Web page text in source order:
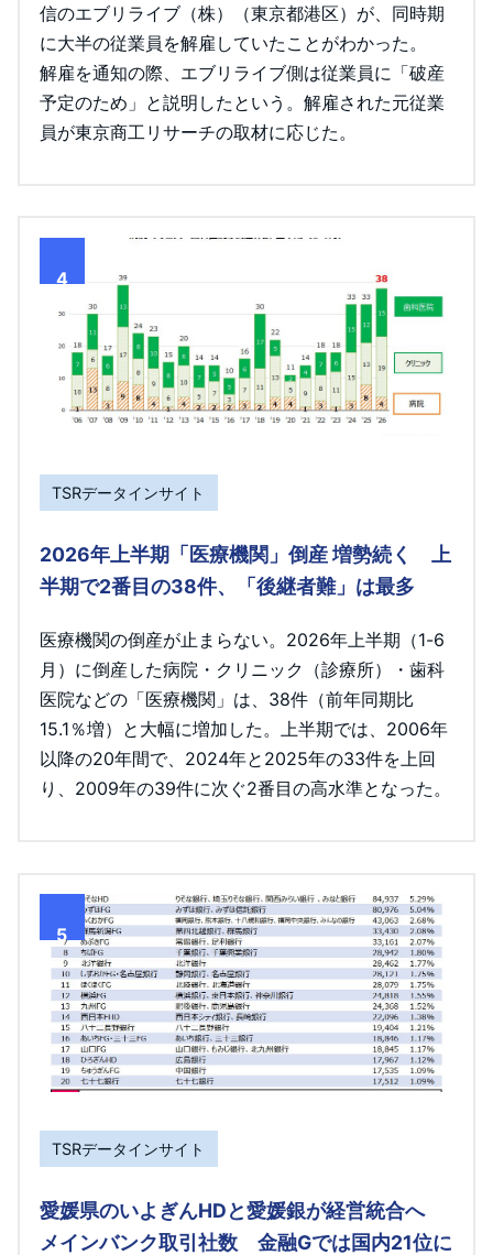
信のエブリライブ（株）（東京都港区）が、同時期
に大半の従業員を解雇していたことがわかった。
解雇を通知の際、エブリライブ側は従業員に「破産
予定のため」と説明したという。解雇された元従業
員が東京商工リサーチの取材に応じた。
4
TSRデータインサイト
2026年上半期「医療機関」倒産 増勢続く 上
半期で2番目の38件、「後継者難」は最多
医療機関の倒産が止まらない。2026年上半期（1-6
月）に倒産した病院・クリニック（診療所）・歯科
医院などの「医療機関」は、38件（前年同期比
15.1％増）と大幅に増加した。上半期では、2006年
以降の20年間で、2024年と2025年の33件を上回
り、2009年の39件に次ぐ2番目の高水準となった。
5
TSRデータインサイト
愛媛県のいよぎんHDと愛媛銀が経営統合へ
メインバンク取引社数 金融Gでは国内21位に